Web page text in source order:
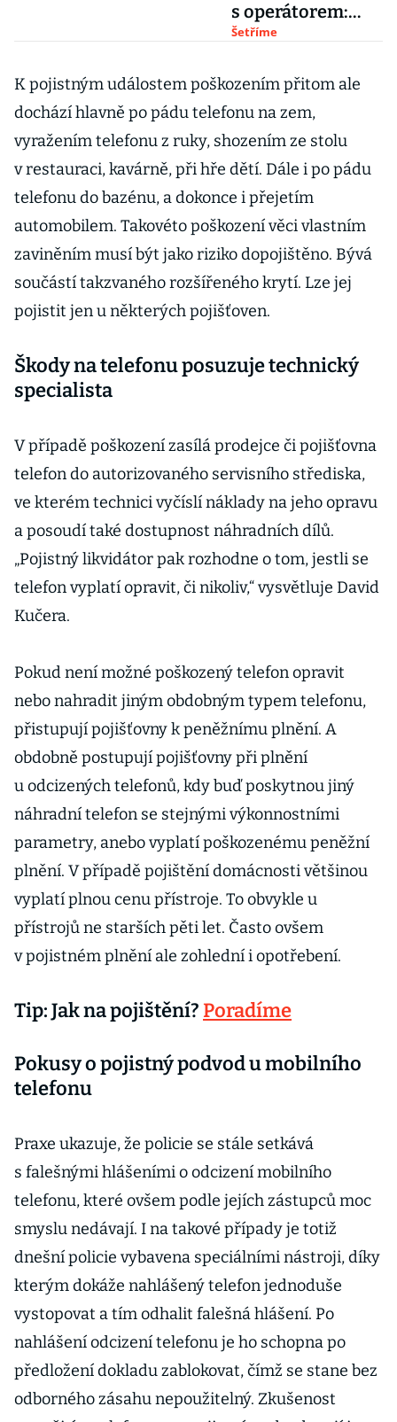
s operátorem:
Nyní bude vše
rychlejší
Šetříme
K pojistným událostem poškozením přitom ale
dochází hlavně po pádu telefonu na zem,
vyražením telefonu z ruky, shozením ze stolu
v restauraci, kavárně, při hře dětí. Dále i po pádu
telefonu do bazénu, a dokonce i přejetím
automobilem. Takovéto poškození věci vlastním
zaviněním musí být jako riziko dopojištěno. Bývá
součástí takzvaného rozšířeného krytí. Lze jej
pojistit jen u některých pojišťoven.
Škody na telefonu posuzuje technický
specialista
V případě poškození zasílá prodejce či pojišťovna
telefon do autorizovaného servisního střediska,
ve kterém technici vyčíslí náklady na jeho opravu
a posoudí také dostupnost náhradních dílů.
„Pojistný likvidátor pak rozhodne o tom, jestli se
telefon vyplatí opravit, či nikoliv,“ vysvětluje David
Kučera.
Pokud není možné poškozený telefon opravit
nebo nahradit jiným obdobným typem telefonu,
přistupují pojišťovny k peněžnímu plnění. A
obdobně postupují pojišťovny při plnění
u odcizených telefonů, kdy buď poskytnou jiný
náhradní telefon se stejnými výkonnostními
parametry, anebo vyplatí poškozenému peněžní
plnění. V případě pojištění domácnosti většinou
vyplatí plnou cenu přístroje. To obvykle u
přístrojů ne starších pěti let. Často ovšem
v pojistném plnění ale zohlední i opotřebení.
Tip: Jak na pojištění?Poradíme
Pokusy o pojistný podvod u mobilního
telefonu
Praxe ukazuje, že policie se stále setkává
s falešnými hlášeními o odcizení mobilního
telefonu, které ovšem podle jejích zástupců moc
smyslu nedávají. I na takové případy je totiž
dnešní policie vybavena speciálními nástroji, díky
kterým dokáže nahlášený telefon jednoduše
vystopovat a tím odhalit falešná hlášení. Po
nahlášení odcizení telefonu je ho schopna po
předložení dokladu zablokovat, čímž se stane bez
odborného zásahu nepoužitelný. Zkušenost